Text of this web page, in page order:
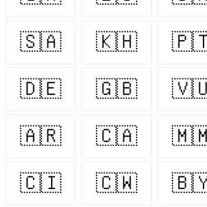
🇸🇦 🇰🇭
🇩🇪 🇬🇧
🇦🇷 🇨🇦
🇨🇮 🇨🇼